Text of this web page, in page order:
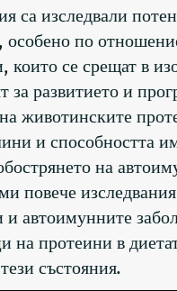
са изследвали
особено по
се срещат в
развитието и
животинските
и способността
на
повече
автоимунните
на протеини в
състояния.